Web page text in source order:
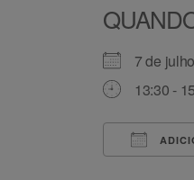
7 de
13:30 -